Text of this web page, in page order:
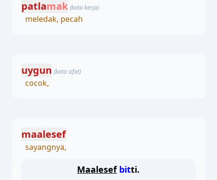
patlamak (kata kerja)
meledak, pecah
uygun (kata sifat)
cocok,
maalesef
sayangnya,
Maalesef bitti.